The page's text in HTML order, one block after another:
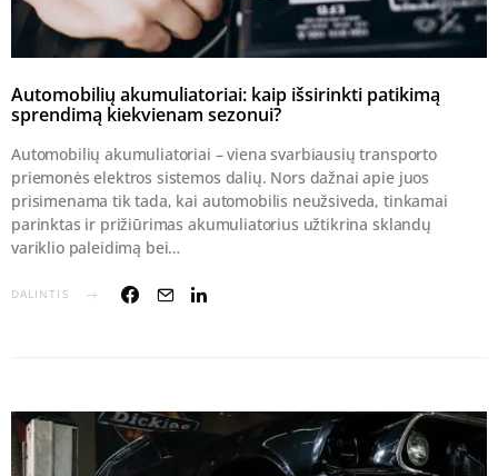
Automobilių akumuliatoriai: kaip išsirinkti patikimą
sprendimą kiekvienam sezonui?
Automobilių akumuliatoriai – viena svarbiausių transporto
priemonės elektros sistemos dalių. Nors dažnai apie juos
prisimenama tik tada, kai automobilis neužsiveda, tinkamai
parinktas ir prižiūrimas akumuliatorius užtikrina sklandų
variklio paleidimą bei…
DALINTIS